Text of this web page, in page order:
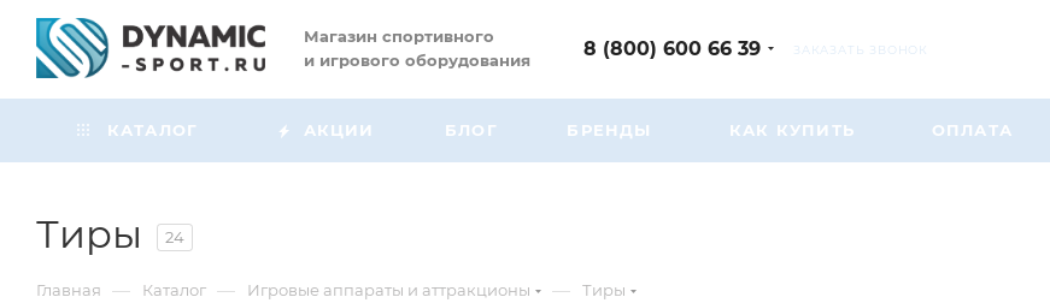
Магазин спортивного
и игрового оборудования
8 (800) 600 66 39 ЗАКАЗАТЬ ЗВОНОК
КАТАЛОГ АКЦИИ БЛОГ БРЕНДЫ КАК КУПИТЬ ОПЛАТА
Тиры 24
Главная — Каталог — Игровые аппараты и аттракционы — Тиры